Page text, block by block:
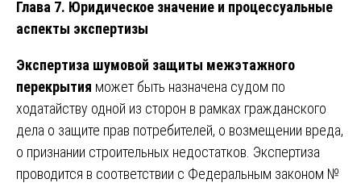
Глава 7. Юридическое значение и процессуальные
аспекты экспертизы
Экспертиза шумовой защиты межэтажного
перекрытия может быть назначена судом по
ходатайству одной из сторон в рамках гражданского
дела о защите прав потребителей, о возмещении вреда,
о признании строительных недостатков. Экспертиза
проводится в соответствии с Федеральным законом №